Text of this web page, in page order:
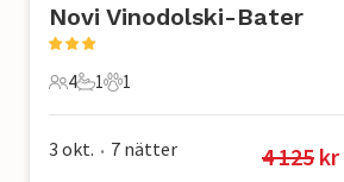
Novi Vinodolski-Bater
4 Gäster
4
1 Badrum
1
1 Husdjur
1
3 okt. • 7 nätter 4 125 kr